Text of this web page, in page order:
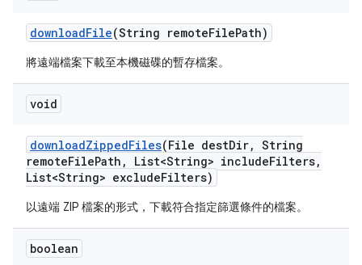
downloadFile(String remoteFilePath)
將遠端檔案下載至本機磁碟的暫存檔案。
void
downloadZippedFiles(File destDir, String
remoteFilePath , List<String> includeFilters,
List<String> excludeFilters)
以遠端 ZIP 檔案的形式，下載符合指定篩選條件的檔案。
boolean